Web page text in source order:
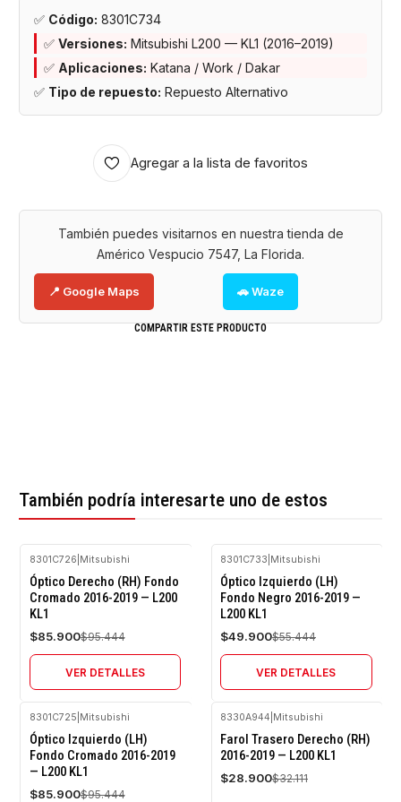
✅ Código: 8301C734
✅ Versiones: Mitsubishi L200 — KL1 (2016–2019)
✅ Aplicaciones: Katana / Work / Dakar
✅ Tipo de repuesto: Repuesto Alternativo
Agregar a la lista de favoritos
También puedes visitarnos en nuestra tienda de
Américo Vespucio 7547, La Florida.
📍 Google Maps 🚗 Waze
COMPARTIR ESTE PRODUCTO
También podría interesarte uno de estos
-10%
OFF
Agotado
8301C726 Mitsubishi
Óptico Derecho (RH) Fondo
Cromado 2016-2019 — L200
KL1
$85.900$95.444
VER DETALLES
-10%
OFF
Agotado
8301C733 Mitsubishi
Óptico Izquierdo (LH)
Fondo Negro 2016-2019 —
L200 KL1
$49.900$55.444
VER DETALLES
-10%
OFF
Agotado
8301C725 Mitsubishi
Óptico Izquierdo (LH)
Fondo Cromado 2016-2019
— L200 KL1
$85.900$95.444
-10%
OFF
8330A944 Mitsubishi
Farol Trasero Derecho (RH)
2016-2019 — L200 KL1
$28.900$32.111